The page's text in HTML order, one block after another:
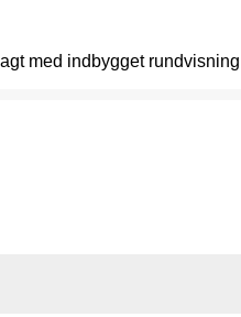
med indbygget